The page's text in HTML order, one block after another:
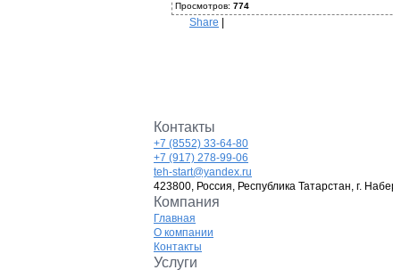
Просмотров: 774
Share
Контакты
+7 (8552) 33-64-80
+7 (917) 278-99-06
teh-start@yandex.ru
423800, Россия, Республика Татарстан, г.
Компания
Главная
О компании
Контакты
Услуги